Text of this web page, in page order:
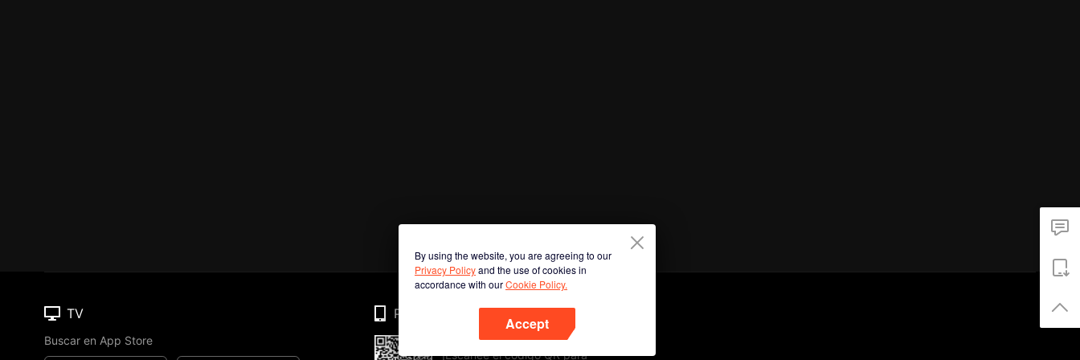
By using the website, you are agreeing to our
Privacy Policyand the use of cookies in
accordance with ourCookie Policy.
Accept
TV
Buscar en App Store
Phone
¡Escanee el código QR para